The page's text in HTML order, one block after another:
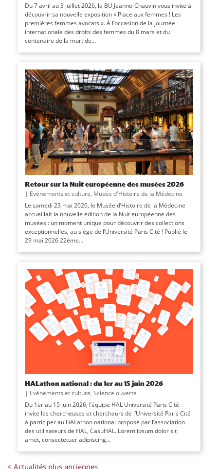
Du 7 avril au 3 juillet 2026, la BU Jeanne-Chauvin vous invite à
découvrir sa nouvelle exposition « Place aux femmes ! Les
premières femmes avocats ». À l’occasion de la journée
internationale des droits des femmes du 8 mars et du
centenaire de la mort de...
Retour sur la Nuit européenne des musées 2026
| Evénements et culture, Musée d'Histoire de la Médecine
Le samedi 23 mai 2026, le Musée d’Histoire de la Médecine
accueillait la nouvelle édition de la Nuit européenne des
musées : un moment unique pour découvrir des collections
exceptionnelles, au siège de l’Université Paris Cité ! Publié le
29 mai 2026 22ème...
HALathon national : du 1er au 15 juin 2026
| Evénements et culture, Science ouverte
Du 1er au 15 juin 2026, l’équipe HAL Université Paris Cité
invite les chercheuses et chercheurs de l’Université Paris Cité
à participer au HALathon national proposé par l’association
des utilisateurs de HAL, CasuHAL. Lorem ipsum dolor sit
amet, consectetuer adipiscing...